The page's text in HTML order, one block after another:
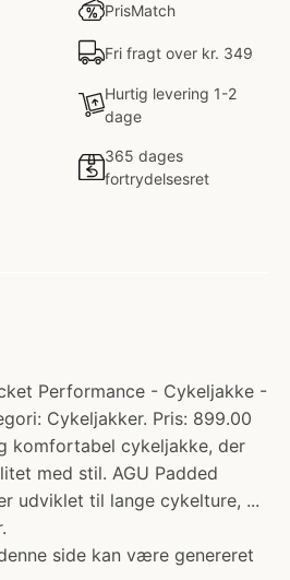
PrisMatch
Fri fragt over kr. 349
Hurtig levering 1-2
dage
365 dages
fortrydelsesret
Performance - Cykeljakke -
Cykeljakker. Pris: 899.00
komfortabel cykeljakke, der
med stil. AGU Padded
udviklet til lange cykelture, ...
side kan være genereret